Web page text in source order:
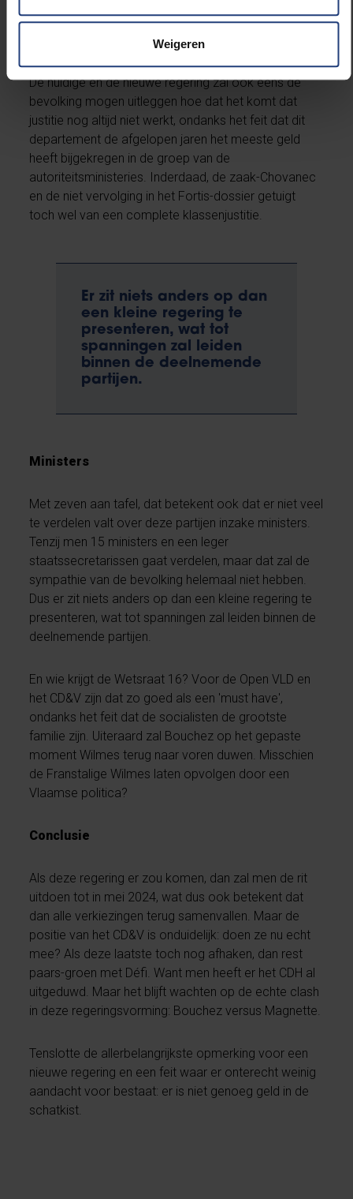
Weigeren
dan maakt de Open VLD een zeer belangrijk verschil
De huidige en de nieuwe regering zal ook eens de
bevolking mogen uitleggen hoe dat het komt dat
justitie nog altijd niet werkt, ondanks het feit dat dit
departement de afgelopen jaren het meeste geld
heeft bijgekregen in de groep van de
autoriteitsministeries. Inderdaad, de zaak-Chovanec
en de niet vervolging in het Fortis-dossier getuigt
toch wel van een complete klassenjustitie.
Er zit niets anders op dan
een kleine regering te
presenteren, wat tot
spanningen zal leiden
binnen de deelnemende
partijen.
Ministers
Met zeven aan tafel, dat betekent ook dat er niet veel
te verdelen valt over deze partijen inzake ministers.
Tenzij men 15 ministers en een leger
staatssecretarissen gaat verdelen, maar dat zal de
sympathie van de bevolking helemaal niet hebben.
Dus er zit niets anders op dan een kleine regering te
presenteren, wat tot spanningen zal leiden binnen de
deelnemende partijen.
En wie krijgt de Wetsraat 16? Voor de Open VLD en
het CD&V zijn dat zo goed als een 'must have',
ondanks het feit dat de socialisten de grootste
familie zijn. Uiteraard zal Bouchez op het gepaste
moment Wilmes terug naar voren duwen. Misschien
de Franstalige Wilmes laten opvolgen door een
Vlaamse politica?
Conclusie
Als deze regering er zou komen, dan zal men de rit
uitdoen tot in mei 2024, wat dus ook betekent dat
dan alle verkiezingen terug samenvallen. Maar de
positie van het CD&V is onduidelijk: doen ze nu echt
mee? Als deze laatste toch nog afhaken, dan rest
paars-groen met Défi. Want men heeft er het CDH al
uitgeduwd. Maar het blijft wachten op de echte clash
in deze regeringsvorming: Bouchez versus Magnette.
Tenslotte de allerbelangrijkste opmerking voor een
nieuwe regering en een feit waar er onterecht weinig
aandacht voor bestaat: er is niet genoeg geld in de
schatkist.